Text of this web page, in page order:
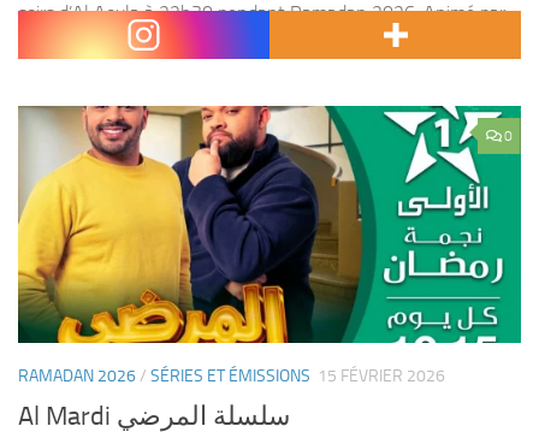
soirs d’Al Aoula à 22h30 pendant Ramadan 2026. Animé par
la pétillante Meriem Zaimi, ce format...
0
RAMADAN 2026/ SÉRIES ET ÉMISSIONS 15 FÉVRIER 2026
Al Mardi سلسلة المرضي